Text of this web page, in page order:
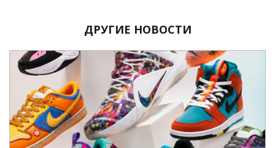
ДРУГИЕ НОВОСТИ